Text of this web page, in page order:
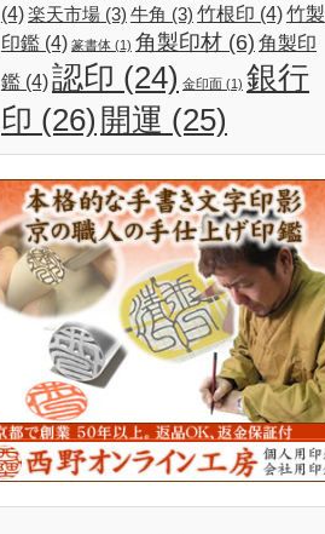
(4)楽天市場 (3) 牛角 (3) 竹根印 (4)竹製
印鑑 (4) 篆書体 (1) 角製印材 (6) 角製印
鑑 (4)認印 (24) 金印面 (1) 銀行
印 (26) 開運 (25)